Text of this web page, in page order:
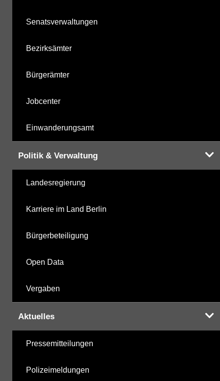
Senatsverwaltungen
Bezirksämter
Bürgerämter
Jobcenter
Einwanderungsamt
Politik & Verwaltung
Landesregierung
Karriere im Land Berlin
Bürgerbeteiligung
Open Data
Vergaben
Aktuelles
Pressemitteilungen
Polizeimeldungen